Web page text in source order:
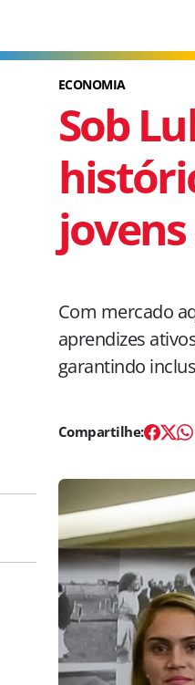
ECONOMIA
Sob
Com mercado
aprendizes
garantindo